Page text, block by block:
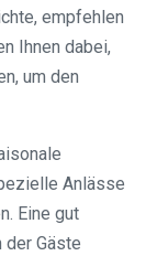
empfehlen
Ihnen dabei,
um den
Anlässe
Eine gut
Gäste